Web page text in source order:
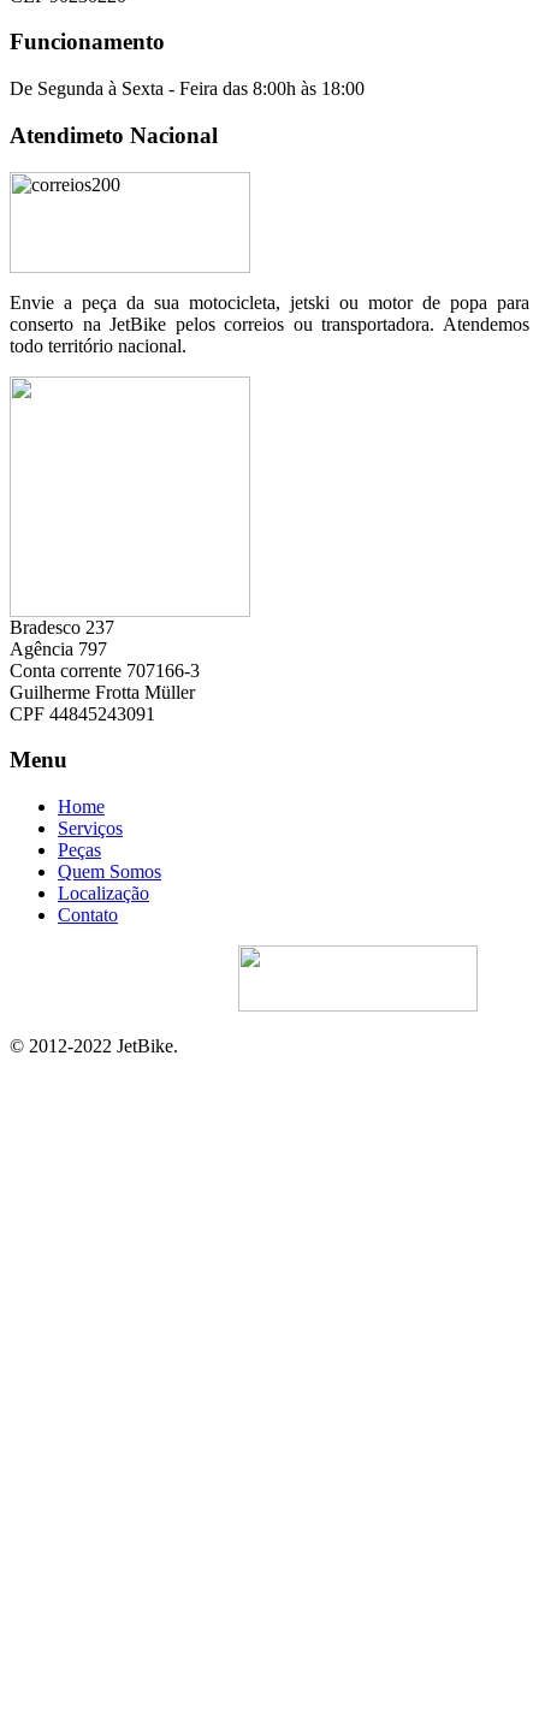
Funcionamento
De Segunda à Sexta - Feira das 8:00h às 18:00
Atendimeto Nacional
Envie a peça da sua motocicleta, jetski ou motor de popa para
conserto na JetBike pelos correios ou transportadora. Atendemos
todo território nacional.
Bradesco 237
Agência 797
Conta corrente 707166-3
Guilherme Frotta Müller
CPF 44845243091
Menu
Home
Serviços
Peças
Quem Somos
Localização
Contato
© 2012-2022 JetBike.